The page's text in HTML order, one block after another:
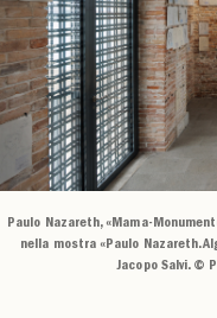
Paulo Nazareth, «Mama-
nella mostra «Paulo Nazareth.
Jacopo Salvi. ©